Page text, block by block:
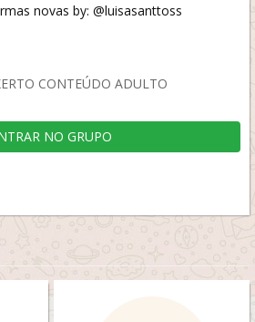
novas by: @luisasanttoss
CONTEÚDO ADULTO
NO GRUPO